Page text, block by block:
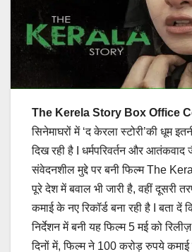
The Kerela Story Box Office
सिनेमाघरों में ‘द केरला स्टोरी’की धूम
दिख रही है I धर्मपरिवर्तन और
संवेदनशील मुद्दे पर बनी फिल्म The
पूरे देश में बवाल भी जारी है, वहीं दूसरी
कमाई के नए रिकॉर्ड बना रही है I बता दें
निर्देशन में बनी यह फिल्म 5 मई को
दिनों में, फिल्म ने 100 करोड़ रुपये